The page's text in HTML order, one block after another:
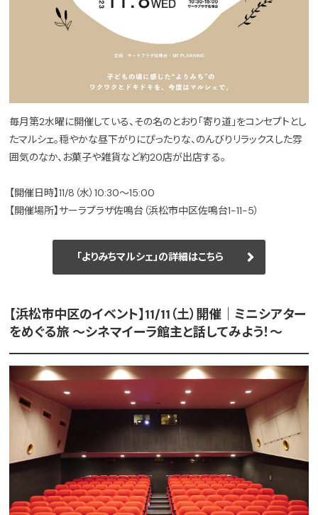
毎月第2水曜に開催している、その名のとおり「寄り道」をコンセプトとし
たマルシェ。穏やかな昼下がりにぴったりな、のんびりリラックスした雰
囲気のなか、お菓子や雑貨など約20店が出店する。
【開催日時】11/8（水）10:30～15:00
【開催場所】サーラプラザ佐鳴台（浜松市中区佐鳴台1-11-5）
「よりみちマルシェ」の詳細はこちら
【浜松市中区のイベント】11/11（土）開催｜ミニシアター
をめぐる旅 ～シネマイーラ館主と話してみよう！～